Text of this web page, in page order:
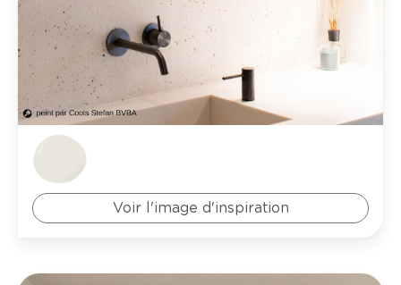
Voir l'image d'inspiration